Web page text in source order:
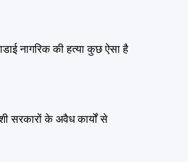
नागरिक की हत्या कुछ ऐसा है
सरकारों के अवैध कार्यों से